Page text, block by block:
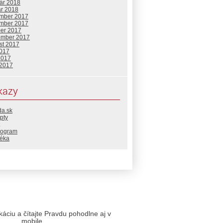
2018
2018
2017
2017
2017
2017
2017
a čítajte Pravdu pohodlne aj v
mobile